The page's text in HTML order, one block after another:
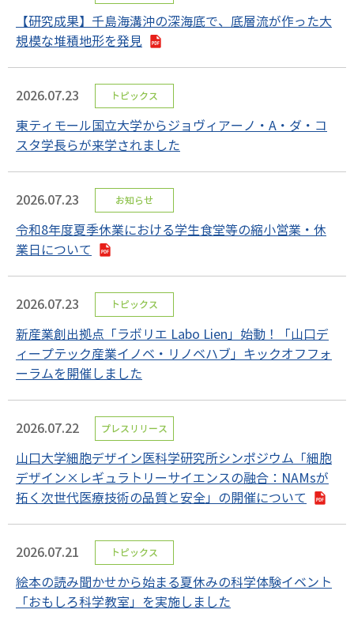
【研究成果】千島海溝沖の深海底で、底層流が作った大
規模な堆積地形を発見
2026.07.23 トピックス
東ティモール国立大学からジョヴィアーノ・A・ダ・コ
スタ学長らが来学されました
2026.07.23 お知らせ
令和8年度夏季休業における学生食堂等の縮小営業・休
業日について
2026.07.23 トピックス
新産業創出拠点「ラボリエ Labo Lien」始動！「山口デ
ィープテック産業イノベ・リノベハブ」キックオフフォ
ーラムを開催しました
2026.07.22 プレスリリース
山口大学細胞デザイン医科学研究所シンポジウム「細胞
デザイン×レギュラトリーサイエンスの融合：NAMsが
拓く次世代医療技術の品質と安全」の開催について
2026.07.21 トピックス
絵本の読み聞かせから始まる夏休みの科学体験イベント
「おもしろ科学教室」を実施しました